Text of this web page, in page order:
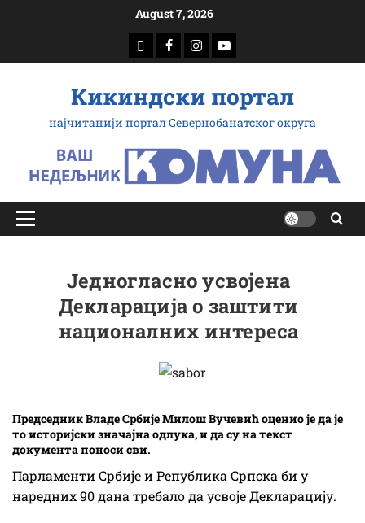
August 7, 2026
downloadFacebook
Instagram
Youtube
Кикиндски портал
најчитанији портал Севернобанатског округа
Primary
Једногласно усвојена
Декларација о заштити
националних интереса
Председник Владе Србије Милош Вучевић оценио је да је
то историјски значајна одлука, и да су на текст
документа поноси сви.
Парламенти Србије и Република Српска би у
наредних 90 дана требало да усвоје Декларацију.